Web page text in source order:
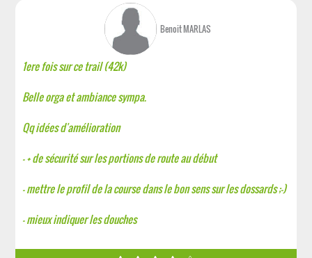
Benoit MARLAS
1ere fois sur ce trail (42k)
Belle orga et ambiance sympa.
Qq idées d'amélioration
- + de sécurité sur les portions de route au début
- mettre le profil de la course dans le bon sens sur les dossards ;-)
- mieux indiquer les douches